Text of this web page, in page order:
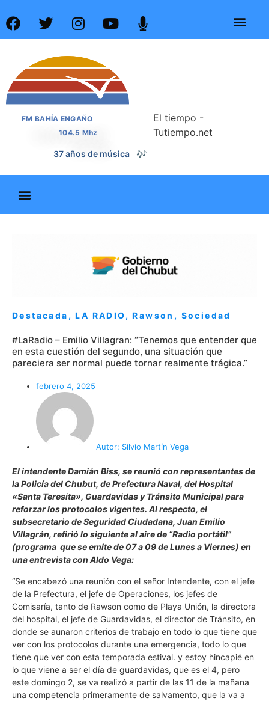
FM BAHÍA ENGAÑO
104.5 Mhz
37 años de noticias 📰
El tiempo -
Tutiempo.net
Destacada ,LA RADIO,Rawson , Sociedad
#LaRadio – Emilio Villagran: “Tenemos que entender que
en esta cuestión del segundo, una situación que
pareciera ser normal puede tornar realmente trágica.”
febrero 4, 2025
Autor: Silvio Martín Vega
El intendente Damián Biss, se reunió con representantes de
la Policía del Chubut, de Prefectura Naval, del Hospital
«Santa Teresita», Guardavidas y Tránsito Municipal para
reforzar los protocolos vigentes. Al respecto, el
subsecretario de Seguridad Ciudadana, Juan Emilio
Villagrán, refirió lo siguiente al aire de “Radio portátil”
(programa que se emite de 07 a 09 de Lunes a Viernes) en
una entrevista con Aldo Vega:
“Se encabezó una reunión con el señor Intendente, con el jefe
de la Prefectura, el jefe de Operaciones, los jefes de
Comisaría, tanto de Rawson como de Playa Unión, la directora
del hospital, el jefe de Guardavidas, el director de Tránsito, en
donde se aunaron criterios de trabajo en todo lo que tiene que
ver con los protocolos durante una emergencia, todo lo que
tiene que ver con esta temporada estival. y estoy hincapié en
lo que viene a ser el día de guardavidas, que es el 4, pero
este domingo 2, se va realizó a partir de las 11 de la mañana
una competencia primeramente de salvamento, que la va a